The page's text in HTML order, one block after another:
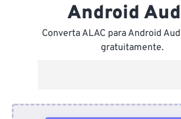
Android
Converta ALAC para Android
gratuitamente.